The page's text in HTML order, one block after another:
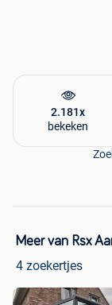
2.181x
bekeken
Meer van Rsx
4 zoekertjes